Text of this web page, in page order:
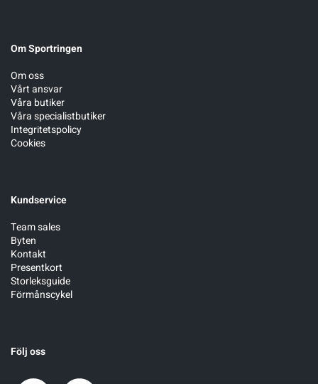
Om Sportringen
Om oss
Vårt ansvar
Våra butiker
Våra specialistbutiker
Integritetspolicy
Cookies
Kundservice
Team sales
Byten
Kontakt
Presentkort
Storleksguide
Förmånscykel
Följ oss